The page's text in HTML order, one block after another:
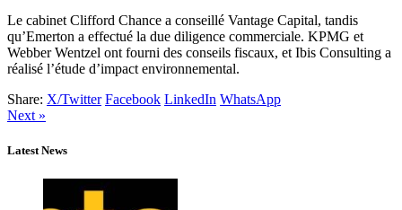
Le cabinet Clifford Chance a conseillé Vantage Capital, tandis
qu’Emerton a effectué la due diligence commerciale. KPMG et
Webber Wentzel ont fourni des conseils fiscaux, et Ibis Consulting a
réalisé l’étude d’impact environnemental.
Share: X/Twitter Facebook LinkedIn WhatsApp
Next »
Latest News